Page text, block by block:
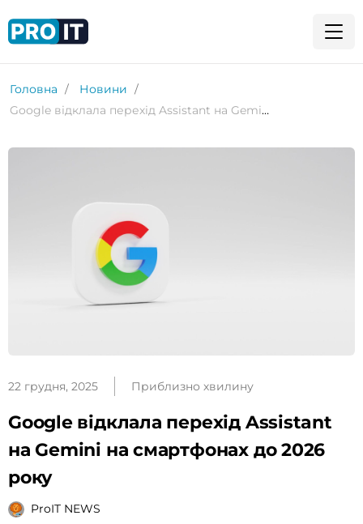
Головна
Новини
Google відклала перехід Assistant на Gemini на смартфонах до 2026 року
22 грудня, 2025 Приблизно хвилину
Google відклала перехід Assistant
на Gemini на смартфонах до 2026
року
ProIT NEWS